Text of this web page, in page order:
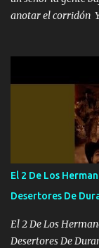
anotar el corridón
camisa es color
con los drones
Bellas Artes me ve
verde se le extraña
POR CLAVE ES
tirante andamos mi
se ve limpio el
misma piedra me
en corto me tiró a
El 2 De Los
Desertores De
El 2 De Los
Desertores De